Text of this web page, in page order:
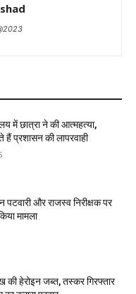
में छात्रा ने की आत्महत्या,
प्रशासन की लापरवाही
पटवारी और राजस्व निरीक्षक पर
मामला
की हेरोइन जब्त, तस्कर गिरफ्तार